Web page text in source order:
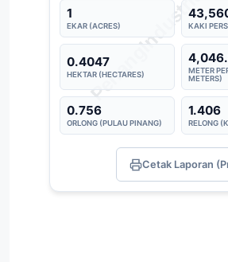
1
EKAR (ACRES) KAKI
0.4047
HEKTAR (HECTARES)
METER
METERS)
0.756
ORLONG (PULAU PINANG)
1.406
RELONG
Cetak Laporan